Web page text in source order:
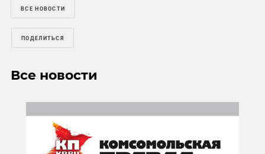
ВСЕ НОВОСТИ
ПОДЕЛИТЬСЯ
Все новости